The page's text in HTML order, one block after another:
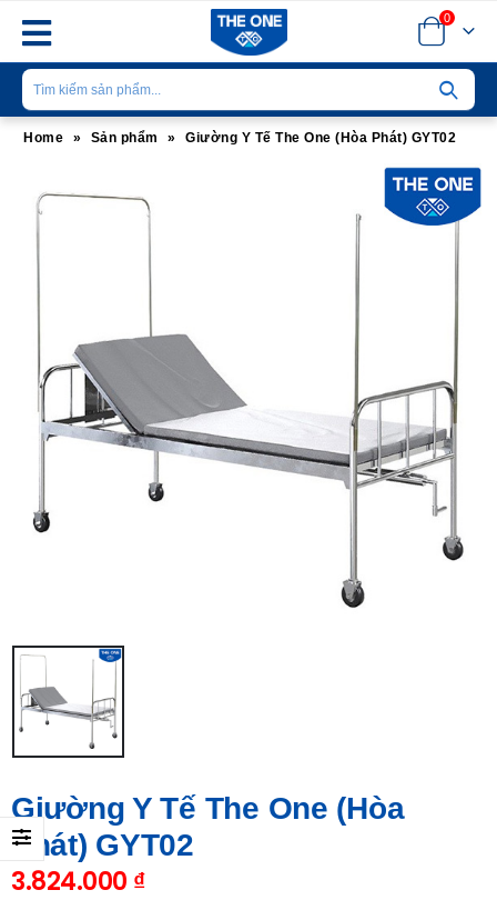
0
Home » Sản phẩm » Giường Y Tế The One (Hòa Phát) GYT02
Giường Y Tế The One (Hòa
Phát) GYT02
3.824.000 ₫